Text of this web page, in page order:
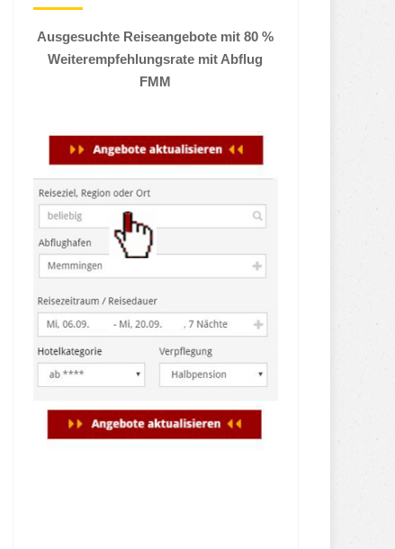
Ausgesuchte Reiseangebote mit 80 %
Weiterempfehlungsrate mit Abflug
FMM